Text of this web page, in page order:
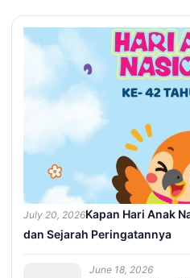
July 20, 2026Kapan Hari Anak
dan Sejarah Peringatannya
June 18, 2026